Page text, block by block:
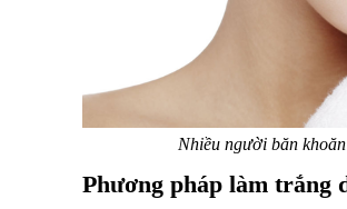
Nhiều người băn
Phương pháp làm trắng